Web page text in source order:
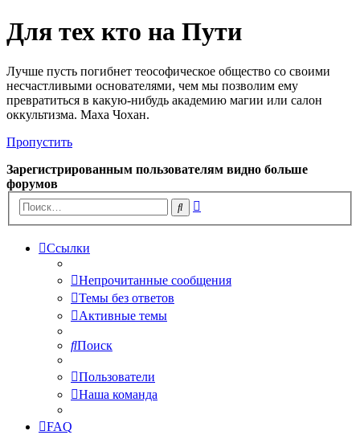
Для тех кто на Пути
Лучше пусть погибнет теософическое общество со своими
несчастливыми основателями, чем мы позволим ему
превратиться в какую-нибудь академию магии или салон
оккультизма. Маха Чохан.
Пропустить
Зарегистрированным пользователям видно больше
форумов
Поиск
Ссылки
Непрочитанные сообщения
Темы без ответов
Активные темы
Поиск
Пользователи
Наша команда
FAQ